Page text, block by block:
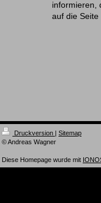
informieren,
auf die Seite
Druckversion | Sitemap
© Andreas Wagner
Diese Homepage wurde mit